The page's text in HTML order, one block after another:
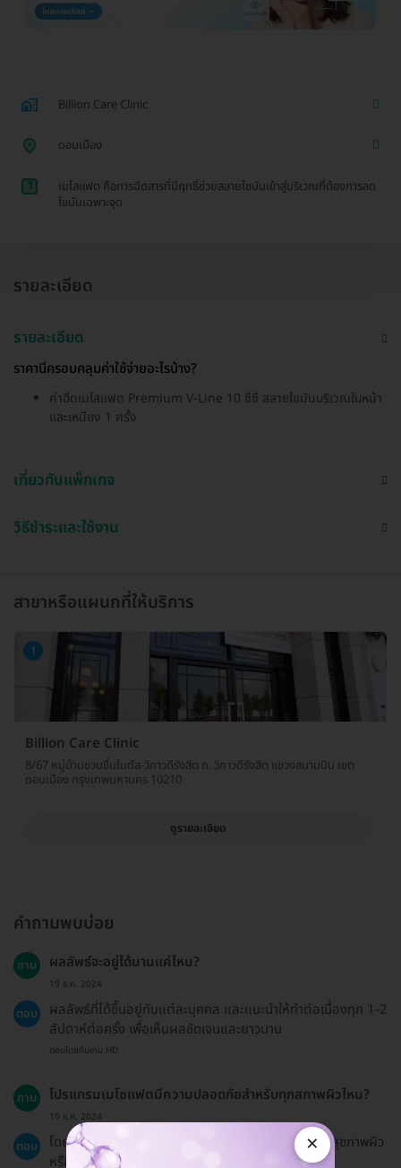
Billion Care Clinic
ดอนเมือง
1
เมโสแฟต คือการฉีดสารที่มีฤทธิ์ช่วยสลายไขมันเข้าสู่บริเวณที่ต้องการลด
ไขมันเฉพาะจุด
รายละเอียด
รายละเอียด
ราคานี้ครอบคลุมค่าใช้จ่ายอะไรบ้าง?
ค่าฉีดเมโสแฟต Premium V-Line 10 ซีซี สลายไขมันบริเวณใบหน้า
และเหนียง 1 ครั้ง
เกี่ยวกับแพ็กเกจ
วิธีชำระและใช้งาน
สาขาหรือแผนกที่ให้บริการ
1
Billion Care Clinic
8/67 หมู่บ้านชวนชื่นโมดัส-วิภาวดีรังสิต ถ. วิภาวดีรังสิต แขวงสนามบิน เขต
ดอนเมือง กรุงเทพมหานคร 10210
ดูรายละเอียด
คำถามพบบ่อย
ถาม ผลลัพธ์จะอยู่ได้นานแค่ไหน?
19 ธ.ค. 2024
ตอบ
ผลลัพธ์ที่ได้ขึ้นอยู่กับแต่ละบุคคล และแนะนำให้ทำต่อเนื่องทุก 1-2
สัปดาห์ต่อครั้ง เพื่อเห็นผลชัดเจนและยาวนาน
ตอบโดยทีมงาน HD
ถาม โปรแกรมเมโซแฟตมีความปลอดภัยสำหรับทุกสภาพผิวไหม?
19 ธ.ค. 2024
ตอบ
โดยทั่วไปจะปลอดภัย แต่ควรปรึกษาแพทย์หากมีปัญหาสุขภาพผิว
หรือโรคประจำตัว
×